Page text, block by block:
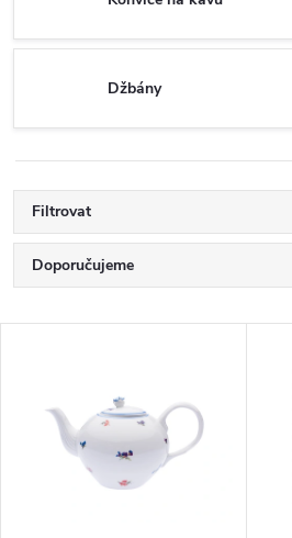
Džbány
Filtrovat
Ř
a
Doporučujeme
Nejprodávanější
Abecedně